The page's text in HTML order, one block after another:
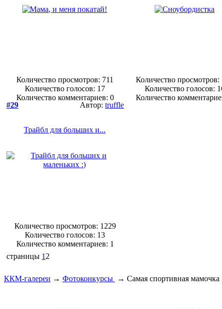
Количество просмотров: 711
Количество голосов: 17
Количество комментариев: 0
Количество просмотров:
Количество голосов:
Количество
#29
Автор: truffle
Трайбл для больших и...
Количество просмотров: 1229
Количество голосов: 13
Количество комментариев: 1
страницы 1 2
ККМ-галереи → Фотоконкурсы → Cамая спортивная мамочка